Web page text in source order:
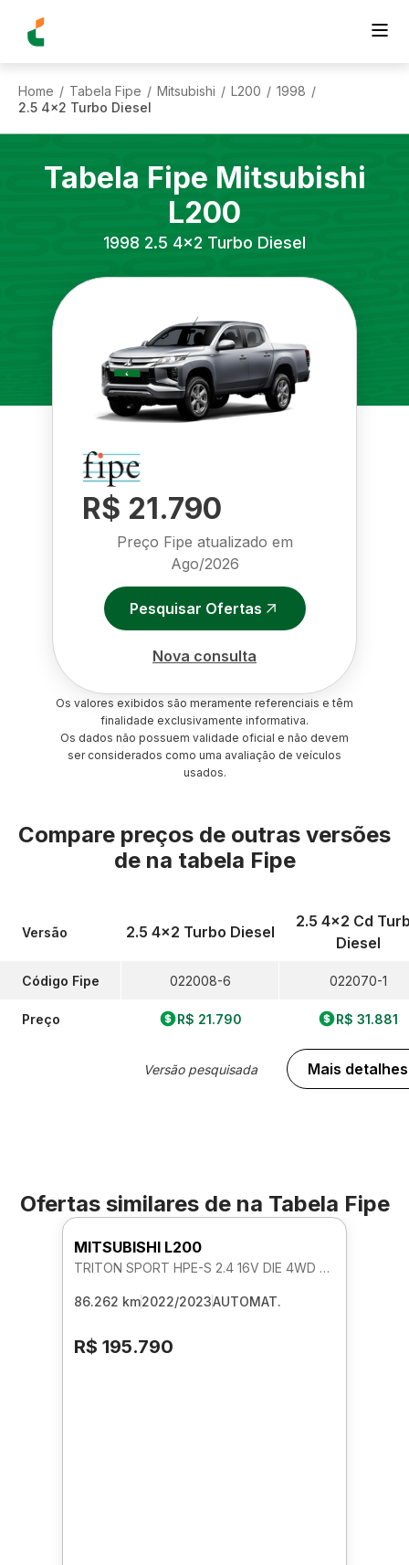
Home / Tabela Fipe / Mitsubishi / L200 / 1998 /
2.5 4x2 Turbo Diesel
Tabela Fipe Mitsubishi
L200
1998 2.5 4x2 Turbo Diesel
R$ 21.790
Preço Fipe atualizado em
Ago/2026
Pesquisar Ofertas
Nova consulta
Os valores exibidos são meramente referenciais e têm
finalidade exclusivamente informativa.
Os dados não possuem validade oficial e não devem
ser considerados como uma avaliação de veículos
usados.
Compare preços de outras versões
de na tabela Fipe
Versão
Código Fipe
Preço
2.5 4x2 Turbo Diesel
022008-6
R$ 21.790
Versão pesquisada
2.5 4x2 Cd
Diesel
022070-1
R$ 31.881
Mais detalhes
Ofertas similares de na Tabela Fipe
MITSUBISHI L200
TRITON SPORT HPE-S 2.4 16V DIE 4WD AUTOMATICO
86.262 km2022/2023AUTOMAT.
R$ 195.790